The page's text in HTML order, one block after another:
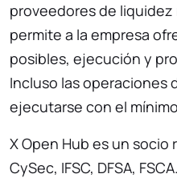
proveedores de
permite a la empresa
posibles, ejecución y
Incluso las operaciones
ejecutarse con el
X Open Hub es un socio
CySec, IFSC, DFSA, FSCA.